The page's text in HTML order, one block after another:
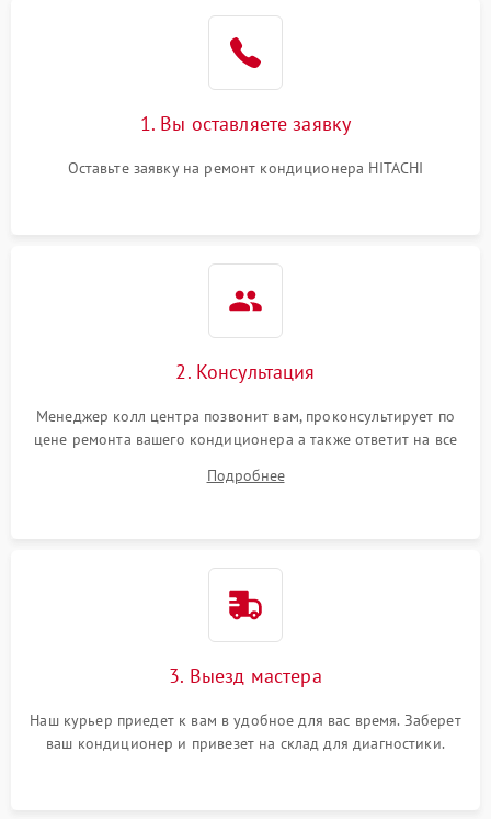
1. Вы оставляете заявку
Оставьте заявку на ремонт кондиционера HITACHI
2. Консультация
Менеджер колл центра позвонит вам, проконсультирует по
цене ремонта вашего кондиционера а также ответит на все
Подробнее
3. Выезд мастера
Наш курьер приедет к вам в удобное для вас время. Заберет
ваш кондиционер и привезет на склад для диагностики.